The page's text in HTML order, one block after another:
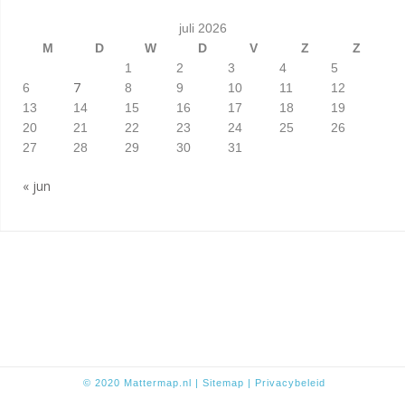
juli 2026
M
D W D V Z
Z
1
2 3 4
5
6
7 8 9 10 11
12
13
14 15 16 17 18
19
20
21 22 23 24 25
26
27
28 29 30 31
« jun
© 2020 Mattermap.nl | Sitemap | Privacybeleid